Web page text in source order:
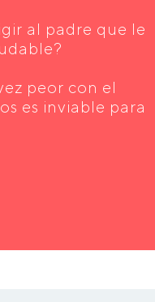
al padre que le
peor con el
es inviable para